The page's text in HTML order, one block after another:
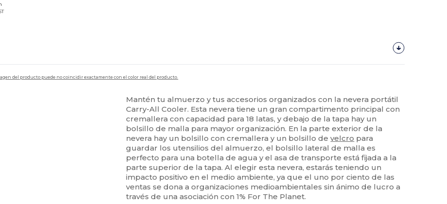
del producto puede no coincidir exactamente con el color real del producto.
Mantén tu almuerzo y tus accesorios organizados con la nevera portátil
Carry-All Cooler. Esta nevera tiene un gran compartimento principal con
cremallera con capacidad para 18 latas, y debajo de la tapa hay un
bolsillo de malla para mayor organización. En la parte exterior de la
nevera hay un bolsillo con cremallera y un bolsillo develcro para
guardar los utensilios del almuerzo, el bolsillo lateral de malla es
perfecto para una botella de agua y el asa de transporte está fijada a la
parte superior de la tapa. Al elegir esta nevera, estarás teniendo un
impacto positivo en el medio ambiente, ya que el uno por ciento de las
ventas se dona a organizaciones medioambientales sin ánimo de lucro a
través de una asociación con 1% For The Planet.